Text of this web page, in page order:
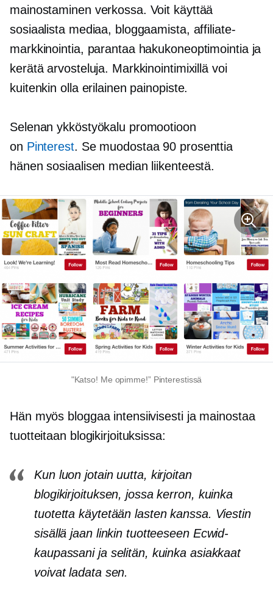
mainostaminen verkossa. Voit käyttää
sosiaalista mediaa, bloggaamista, affiliate-
markkinointia, parantaa hakukoneoptimointia ja
kerätä arvosteluja. Markkinointimixillä voi
kuitenkin olla erilainen painopiste.
Selenan ykköstyökalu promootioon
on Pinterest. Se muodostaa 90 prosenttia
hänen sosiaalisen median liikenteestä.
"Katso! Me opimme!” Pinterestissä
Hän myös bloggaa intensiivisesti ja mainostaa
tuotteitaan blogikirjoituksissa:
Kun luon jotain uutta, kirjoitan
blogikirjoituksen, jossa kerron, kuinka
tuotetta käytetään lasten kanssa. Viestin
sisällä jaan linkin tuotteeseen Ecwid-
kaupassani ja selitän, kuinka asiakkaat
voivat ladata sen.